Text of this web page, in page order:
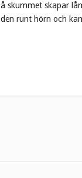
skummet skapar
runt hörn och